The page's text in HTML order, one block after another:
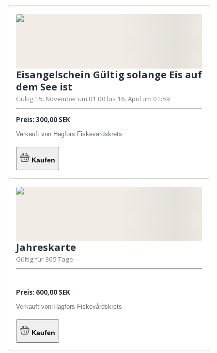
Eisangelschein Gültig solange Eis auf
dem See ist
Gültig 15. November um 01:00 bis 16. April um 01:59
Preis: 300,00 SEK
Verkauft von: Hagfors Fiskevårdskrets
Kaufen
Jahreskarte
Gültig für 365 Tage.
Preis: 600,00 SEK
Verkauft von: Hagfors Fiskevårdskrets
Kaufen